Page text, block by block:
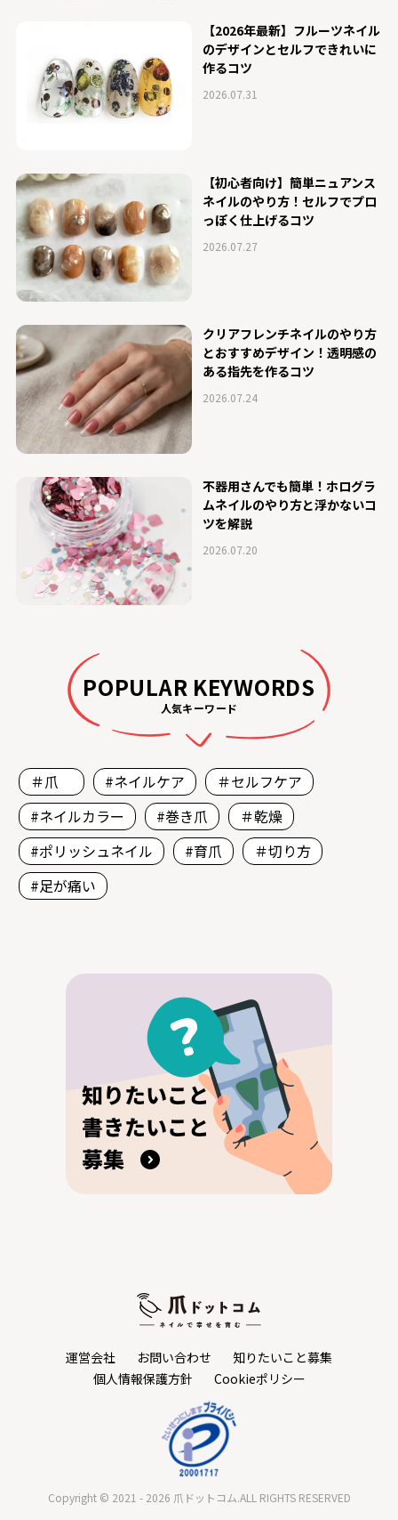
【2026年最新】フルーツネイル
のデザインとセルフできれいに
作るコツ
2026.07.31
【初心者向け】簡単ニュアンス
ネイルのやり方！セルフでプロ
っぽく仕上げるコツ
2026.07.27
クリアフレンチネイルのやり方
とおすすめデザイン！透明感の
ある指先を作るコツ
2026.07.24
不器用さんでも簡単！ホログラ
ムネイルのやり方と浮かないコ
ツを解説
2026.07.20
POPULAR KEYWORDS
人気キーワード
＃爪 #ネイルケア
＃セルフケア
#ネイルカラー
#巻き爪
＃乾燥
#ポリッシュネイル
#育爪
＃切り方
#足が痛い
運営会社 お問い合わせ
知りたいこと募集
個人情報保護方針
Cookieポリシー
Copyright © 2021 - 2026 爪ドットコム.ALL RIGHTS RESERVED